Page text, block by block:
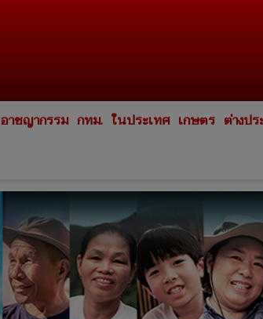
อาชญากรรม กทม. ในประเทศ เกษตร ต่างป